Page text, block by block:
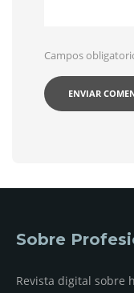
Campos
Sobre
Revista digital sobre